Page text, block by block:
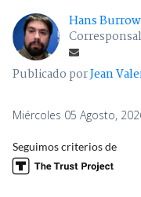
Hans
Publicado porJean
Miércoles 05 Agosto,
Seguimos criterios de